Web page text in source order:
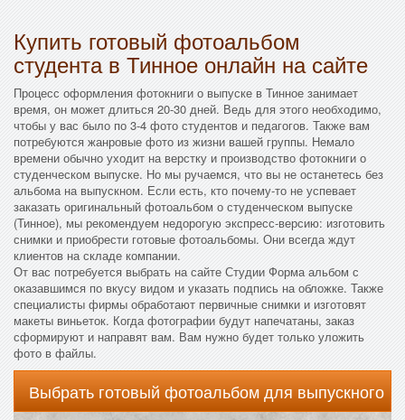
Купить готовый фотоальбом
студента в Тинное онлайн на сайте
Процесс оформления фотокниги о выпуске в Тинное занимает
время, он может длиться 20-30 дней. Ведь для этого необходимо,
чтобы у вас было по 3-4 фото студентов и педагогов. Также вам
потребуются жанровые фото из жизни вашей группы. Немало
времени обычно уходит на верстку и производство фотокниги о
студенческом выпуске. Но мы ручаемся, что вы не останетесь без
альбома на выпускном. Если есть, кто почему-то не успевает
заказать оригинальный фотоальбом о студенческом выпуске
(Тинное), мы рекомендуем недорогую экспресс-версию: изготовить
снимки и приобрести готовые фотоальбомы. Они всегда ждут
клиентов на складе компании.
От вас потребуется выбрать на сайте Студии Форма альбом с
оказавшимся по вкусу видом и указать подпись на обложке. Также
специалисты фирмы обработают первичные снимки и изготовят
макеты виньеток. Когда фотографии будут напечатаны, заказ
сформируют и направят вам. Вам нужно будет только уложить
фото в файлы.
Выбрать готовый фотоальбом для выпускного